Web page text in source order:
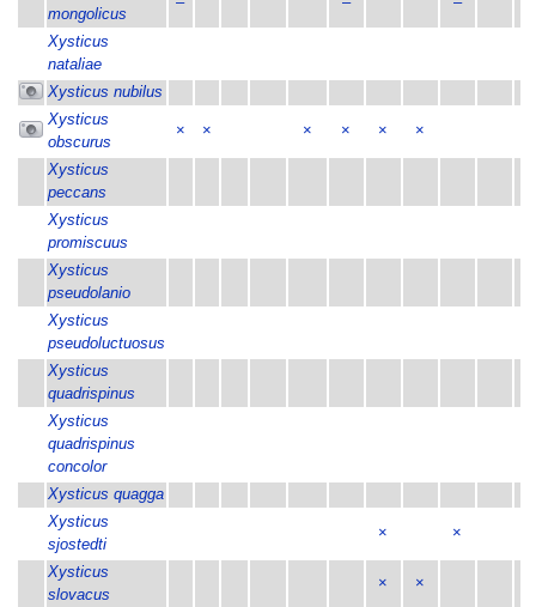
mongolicus
Xysticus
nataliae
Xysticus nubilus
Xysticus
obscurus
× × × × × ×
Xysticus
peccans
Xysticus
promiscuus
Xysticus
pseudolanio
Xysticus
pseudoluctuosus
Xysticus
quadrispinus
Xysticus
quadrispinus
concolor
Xysticus quagga
Xysticus
sjostedti
× ×
Xysticus
slovacus
× ×